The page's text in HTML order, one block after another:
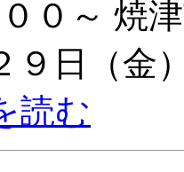
００～ 焼
９日（金
読む